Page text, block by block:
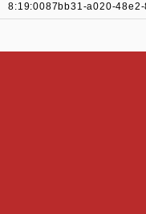
8:19:0087bb31-a020-